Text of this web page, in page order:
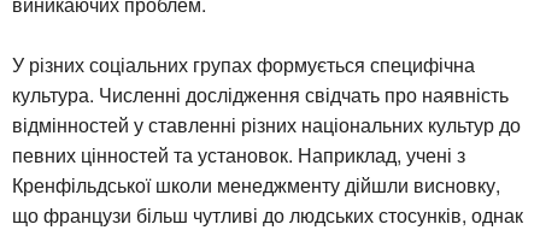
У різних соціальних групах формується специфічна
культура. Численні дослідження свідчать про наявність
відмінностей у ставленні різних національних культур до
певних цінностей та установок. Наприклад, учені з
Кренфільдської школи менеджменту дійшли висновку,
що французи більш чутливі до людських стосунків, однак